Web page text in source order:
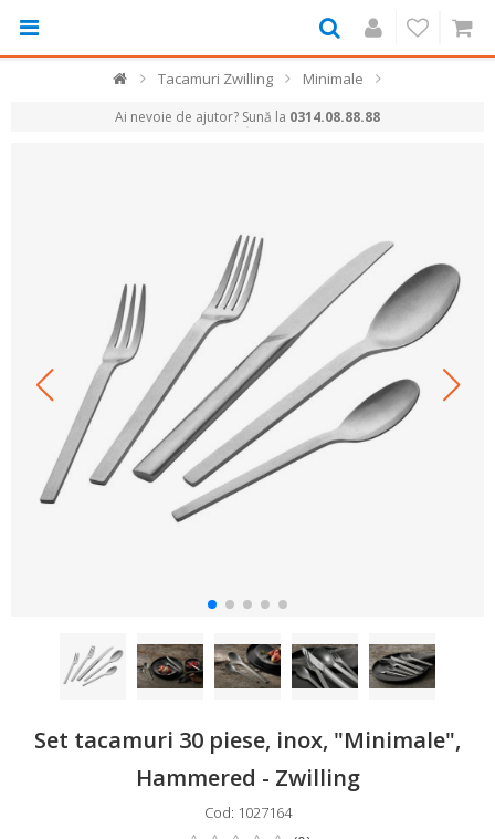
Tacamuri Zwilling Minimale
Ai nevoie de ajutor? Sună la 0314.08.88.88
Set tacamuri 30 piese, inox, "Minimale",
Hammered - Zwilling
Cod: 1027164